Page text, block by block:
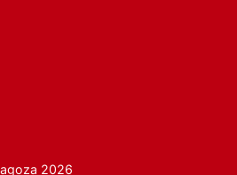
2026